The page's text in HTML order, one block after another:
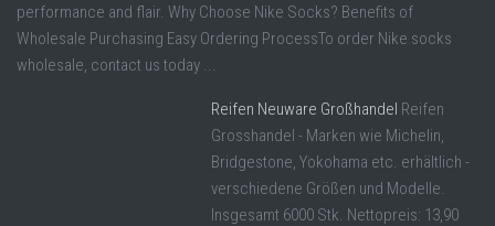
performance and flair. Why Choose Nike Socks? Benefits of
Wholesale Purchasing Easy Ordering ProcessTo order Nike socks
wholesale, contact us today ...
Reifen Neuware Großhandel Reifen
Grosshandel - Marken wie Michelin,
Bridgestone, Yokohama etc. erhältlich -
verschiedene Größen und Modelle.
Insgesamt 6000 Stk. Nettopreis: 13,90